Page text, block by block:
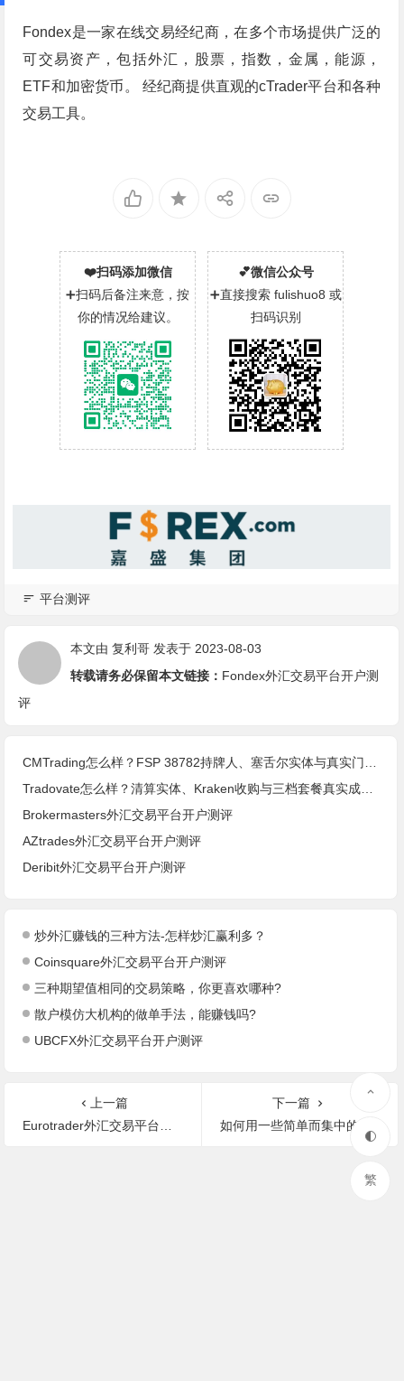
Fondex是一家在线交易经纪商，在多个市场提供广泛的
可交易资产，包括外汇，股票，指数，金属，能源，
ETF和加密货币。 经纪商提供直观的cTrader平台和各种
交易工具。
❤️扫码添加微信
➕扫码后备注来意，按
你的情况给建议。
💕微信公众号
➕直接搜索 fulishuo8 或
扫码识别
平台测评
本文由复利哥 发表于 2023-08-03
转载请务必保留本文链接： Fondex外汇交易平台开户测
评
Brokermasters外汇交易平台开户测评
AZtrades外汇交易平台开户测评
Deribit外汇交易平台开户测评
炒外汇赚钱的三种方法-怎样炒汇赢利多？
Coinsquare外汇交易平台开户测评
三种期望值相同的交易策略，你更喜欢哪种?
散户模仿大机构的做单手法，能赚钱吗?
UBCFX外汇交易平台开户测评
上一篇
Eurotrader外汇交易平台开户测评
下一篇
如何用一些简单而集中的指标来选择合适自己的交易策略？
繁